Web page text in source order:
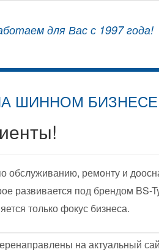
для Вас с 1997 года!
ШИННОМ
обслуживанию, ремонту и
развивается под брендом
только фокус бизнеса.
на актуальный